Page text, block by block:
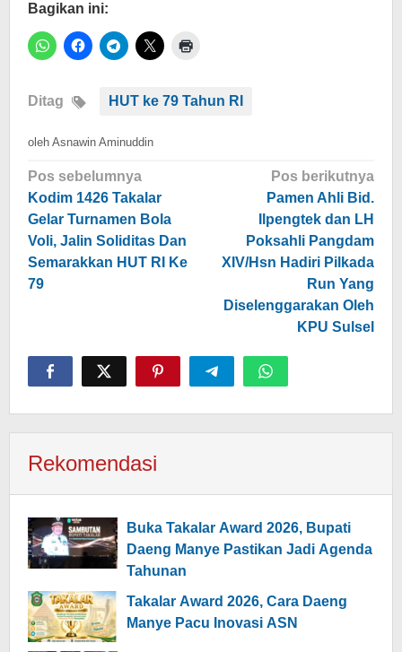
Bagikan ini:
Ditag HUT ke 79 Tahun RI
oleh Asnawin Aminuddin
Navigasi
pos
Pos sebelumnya
Kodim 1426 Takalar
Gelar Turnamen Bola
Voli, Jalin Soliditas Dan
Semarakkan HUT RI Ke
79
Pos berikutnya
Pamen Ahli Bid.
Ilpengtek dan LH
Poksahli Pangdam
XIV/Hsn Hadiri Pilkada
Run Yang
Diselenggarakan Oleh
KPU Sulsel
Rekomendasi
Buka Takalar Award 2026, Bupati
Daeng Manye Pastikan Jadi Agenda
Tahunan
Takalar Award 2026, Cara Daeng
Manye Pacu Inovasi ASN